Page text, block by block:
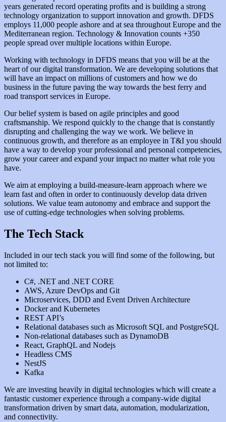
years generated record operating profits and is building a strong
technology organization to support innovation and growth. DFDS
employs 11,000 people ashore and at sea throughout Europe and the
Mediterranean region. Technology & Innovation counts +350
people spread over multiple locations within Europe.
Working with technology in DFDS means that you will be at the
heart of our digital transformation. We are developing solutions that
will have an impact on millions of customers and how we do
business in the future paving the way towards the best ferry and
road transport services in Europe.
Our belief system is based on agile principles and good
craftsmanship. We respond quickly to the change that is constantly
disrupting and challenging the way we work. We believe in
continuous growth, and therefore as an employee in T&I you should
have a way to develop your professional and personal competencies,
grow your career and expand your impact no matter what role you
have.
We aim at employing a build-measure-learn approach where we
learn fast and often in order to continuously develop data driven
solutions. We value team autonomy and embrace and support the
use of cutting-edge technologies when solving problems.
The Tech Stack
Included in our tech stack you will find some of the following, but
not limited to:
C#, .NET and .NET CORE
AWS, Azure DevOps and Git
Microservices, DDD and Event Driven Architecture
Docker and Kubernetes
REST API’s
Relational databases such as Microsoft SQL and PostgreSQL
Non-relational databases such as DynamoDB
React, GraphQL and Nodejs
Headless CMS
NestJS
Kafka
We are investing heavily in digital technologies which will create a
fantastic customer experience through a company-wide digital
transformation driven by smart data, automation, modularization,
and connectivity.